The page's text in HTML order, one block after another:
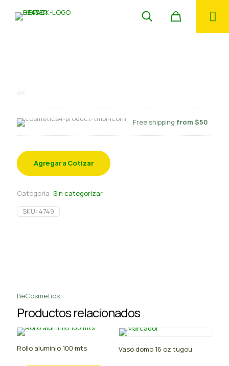
Free shipping from $50
Agregar a Cotizar
Categoría: Sin categorizar
SKU: 4749
BeCosmetics
Productos relacionados
Rollo aluminio 100 mts Vaso domo 16 oz tugou